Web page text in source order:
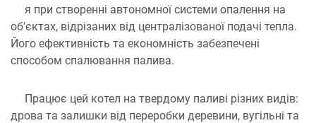
я при створенні автономної системи опалення на
об'єктах, відрізаних від централізованої подачі тепла.
Його ефективність та економність забезпечені
способом спалювання палива.
Працює цей котел на твердому паливі різних видів:
дрова та залишки від переробки деревини, вугільні та